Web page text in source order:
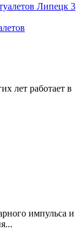
3
лет работает в
импульса и